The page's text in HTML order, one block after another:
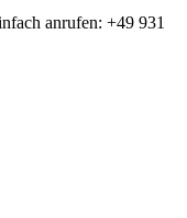
anrufen: +49 931